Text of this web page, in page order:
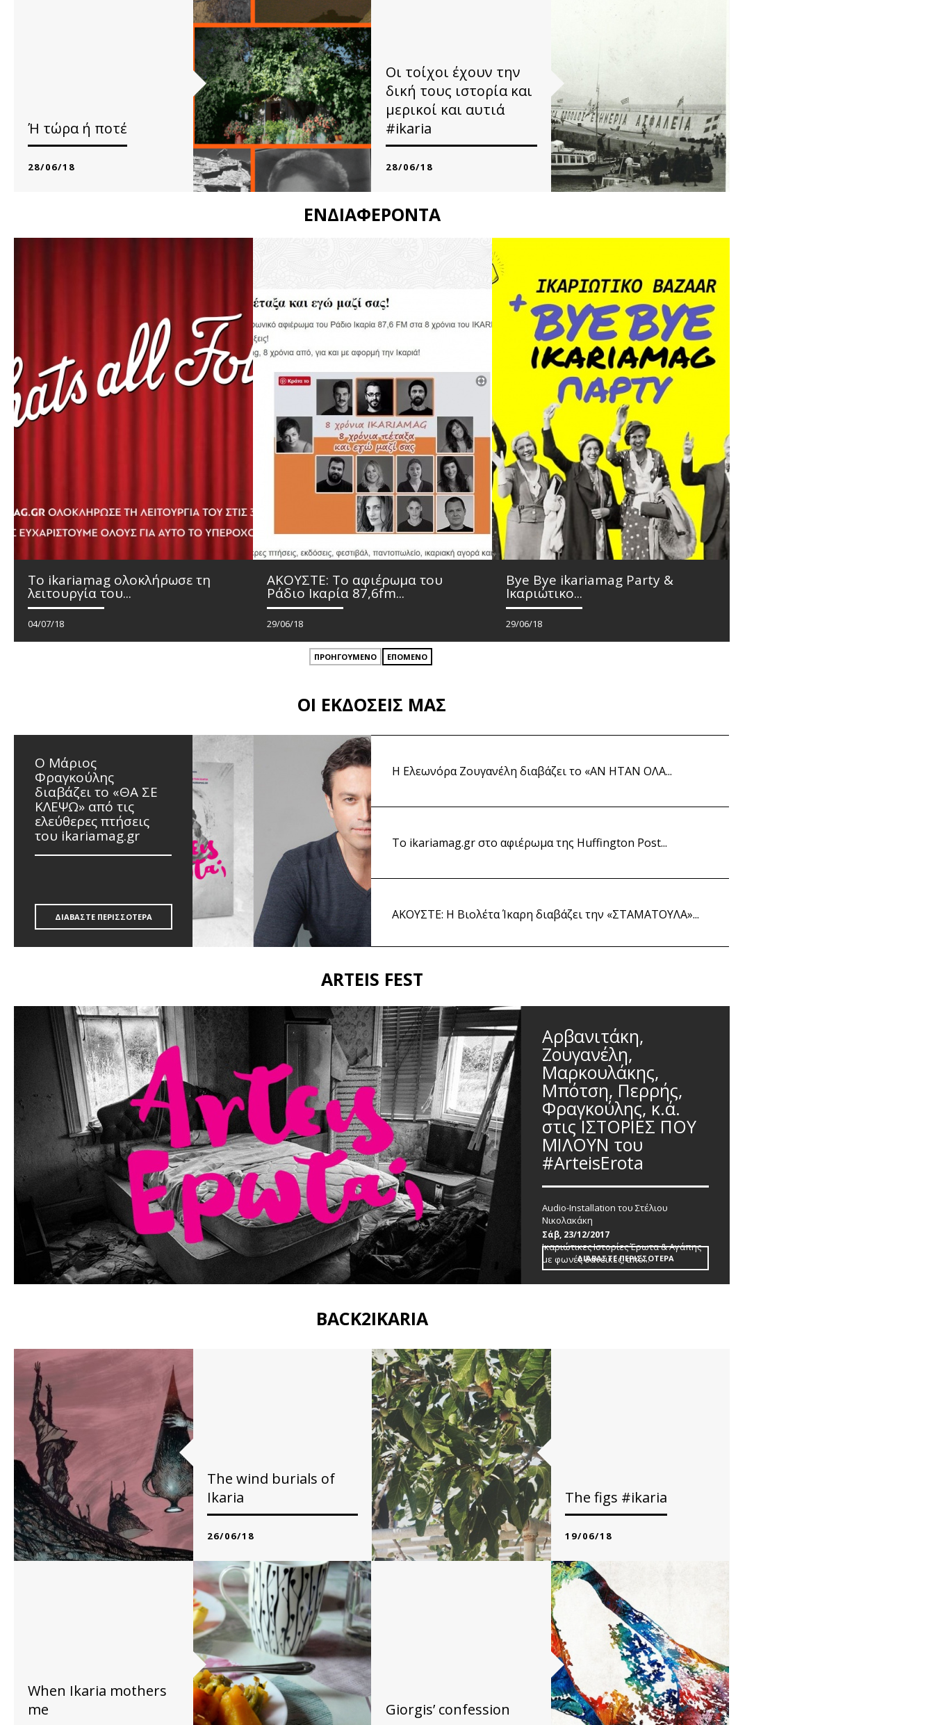
ΔΙΑΒΑΣΤΕ ΠΕΡΙΣΣΟΤΕΡΑ
Ή τώρα ή ποτέ
28/06/18
Οι τοίχοι έχουν την
δική τους ιστορία και
μερικοί και αυτιά
#ikaria
28/06/18
ΕΝΔΙΑΦΕΡΟΝΤΑ
To ikariamag ολοκλήρωσε τη
λειτουργία του...
04/07/18
ΑΚΟΥΣΤΕ: Το αφιέρωμα του
Ράδιο Ικαρία 87,6fm...
29/06/18
ΔΙΑΒΑΣΤΕ ΠΕΡΙΣΣΟΤΕΡΑ
Bye Bye ikariamag Party &
Ικαριώτικο...
29/06/18
ΠΡΟΗΓΟΥΜΕΝΟ ΕΠΟΜΕΝΟ
ΟΙ ΕΚΔΟΣΕΙΣ ΜΑΣ
O Μάριος
Φραγκούλης
διαβάζει το «ΘΑ ΣΕ
ΚΛΕΨΩ» από τις
ελεύθερες πτήσεις
του ikariamag.gr
ΔΙΑΒΑΣΤΕ ΠΕΡΙΣΣΟΤΕΡΑ
Η Ελεωνόρα Ζουγανέλη διαβάζει το «ΑΝ ΗΤΑΝ ΟΛΑ...
Το ikariamag.gr στο αφιέρωμα της Huffington Post...
ΑΚΟΥΣΤΕ: Η Βιολέτα Ίκαρη διαβάζει την «ΣΤΑΜΑΤΟΥΛΑ»...
ARTEIS FEST
Αρβανιτάκη,
Ζουγανέλη,
Μαρκουλάκης,
Μπότση, Περρής,
Φραγκούλης, κ.ά.
στις ΙΣΤΟΡΙΕΣ ΠΟΥ
ΜΙΛΟΥΝ του
#ArteisErota
Audio-Installation του Στέλιου
Νικολακάκη
Ικαριώτικες Ιστορίες Έρωτα & Αγάπης
με φωνές δανεικές, από...
Σάβ, 23/12/2017
ΔΙΑΒΑΣΤΕ ΠΕΡΙΣΣΟΤΕΡΑ
BACK2IKARIA
The wind burials of
Ikaria
26/06/18
In ancient Greece the...
READ MORE
The figs #ikaria
19/06/18
Honestly, if I asked you...
READ MORE
When Ikaria mothers
me
Giorgis’ confession